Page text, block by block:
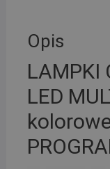
Opis
LAMPKI
LED